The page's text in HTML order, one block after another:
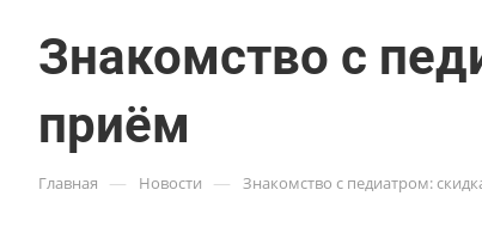
Знакомство с
приём
Главная — Новости — Знакомство с педиатром: